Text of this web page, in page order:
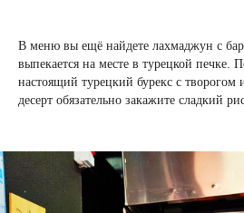
В меню вы ещё найдете лахмаджун с
выпекается на месте в турецкой печке.
настоящий турецкий бурекс с
десерт обязательно закажите сладкий